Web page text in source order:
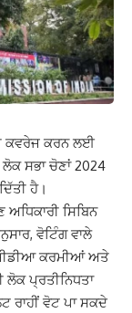
ਕਵਰੇਜ ਕਰਨ ਲਈ
ਸਭਾ ਚੋਣਾਂ 2024
ਹੈ।
ਸਿਬਿਨ
ਵੋਟਿੰਗ ਵਾਲੇ
ਕਰਮੀਆਂ ਅਤੇ
ਲੋਕ ਪ੍ਰਤੀਨਿਧਤਾ
ਰਾਹੀਂ ਵੋਟ ਪਾ ਸਕਦੇ